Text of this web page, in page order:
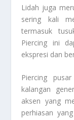
Lidah juga
sering kali
termasuk
Piercing ini
ekspresi dan
Piercing
kalangan
aksen yang
perhiasan